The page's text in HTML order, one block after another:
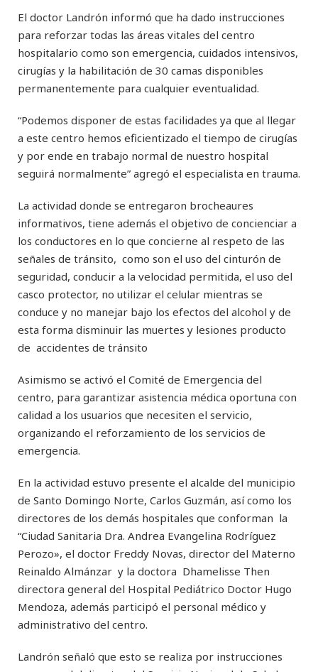
El doctor Landrón informó que ha dado instrucciones
para reforzar todas las áreas vitales del centro
hospitalario como son emergencia, cuidados intensivos,
cirugías y la habilitación de 30 camas disponibles
permanentemente para cualquier eventualidad.
“Podemos disponer de estas facilidades ya que al llegar
a este centro hemos eficientizado el tiempo de cirugías
y por ende en trabajo normal de nuestro hospital
seguirá normalmente” agregó el especialista en trauma.
La actividad donde se entregaron brocheaures
informativos, tiene además el objetivo de concienciar a
los conductores en lo que concierne al respeto de las
señales de tránsito, como son el uso del cinturón de
seguridad, conducir a la velocidad permitida, el uso del
casco protector, no utilizar el celular mientras se
conduce y no manejar bajo los efectos del alcohol y de
esta forma disminuir las muertes y lesiones producto
de accidentes de tránsito
Asimismo se activó el Comité de Emergencia del
centro, para garantizar asistencia médica oportuna con
calidad a los usuarios que necesiten el servicio,
organizando el reforzamiento de los servicios de
emergencia.
En la actividad estuvo presente el alcalde del municipio
de Santo Domingo Norte, Carlos Guzmán, así como los
directores de los demás hospitales que conforman la
“Ciudad Sanitaria Dra. Andrea Evangelina Rodríguez
Perozo», el doctor Freddy Novas, director del Materno
Reinaldo Almánzar y la doctora Dhamelisse Then
directora general del Hospital Pediátrico Doctor Hugo
Mendoza, además participó el personal médico y
administrativo del centro.
Landrón señaló que esto se realiza por instrucciones